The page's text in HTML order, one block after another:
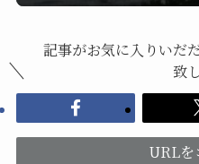
記事がお気に入りいだ
致
URLを